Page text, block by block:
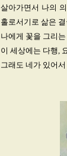
살아가면서 나의
홀로서기로 삶은
나에게 꽃을 그리
이 세상에는 다행,
그래도 네가 있어